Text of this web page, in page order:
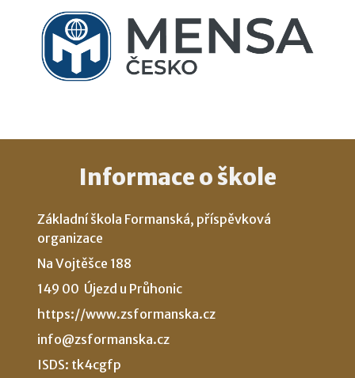
Informace o škole
Základní škola Formanská, příspěvková
organizace
Na Vojtěšce 188
149 00 Újezd u Průhonic
https://www.zsformanska.cz
info@zsformanska.cz
ISDS: tk4cgfp